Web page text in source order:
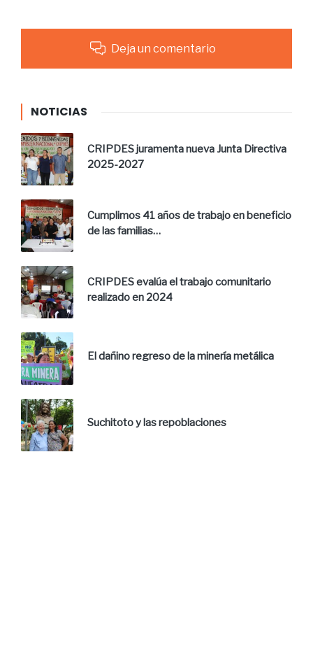
Deja un comentario
NOTICIAS
CRIPDES juramenta nueva Junta Directiva
2025-2027
Cumplimos 41 años de trabajo en beneficio
de las familias…
CRIPDES evalúa el trabajo comunitario
realizado en 2024
El dañino regreso de la minería metálica
Suchitoto y las repoblaciones